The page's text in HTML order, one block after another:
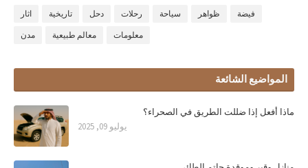
اثار تاريخية دحل رحلات سياحة ظواهر فيضة
مدن معالم طبيعية معلومات
المواضيع الشائعة
ماذا أفعل إذا ضللت الطريق في الصحراء؟
يوليو 09, 2025